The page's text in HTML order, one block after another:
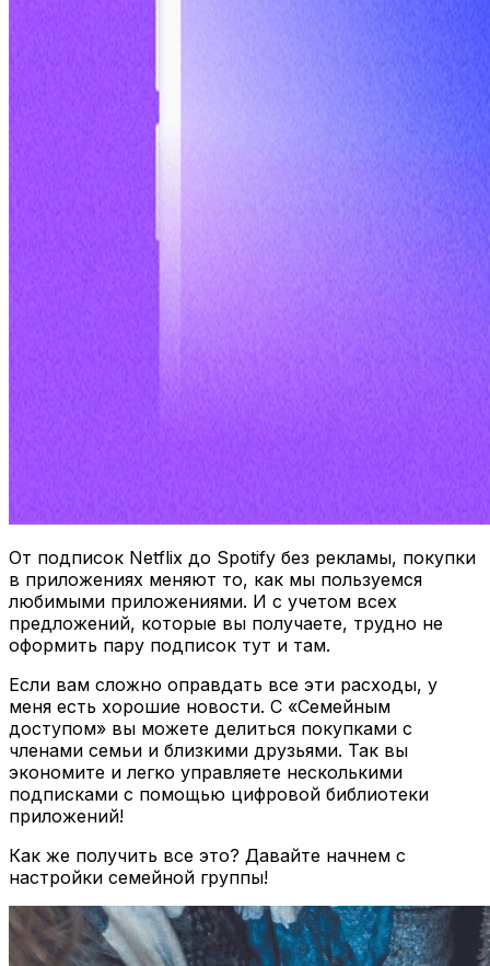
От подписок Netflix до Spotify без рекламы, покупки
в приложениях меняют то, как мы пользуемся
любимыми приложениями. И с учетом всех
предложений, которые вы получаете, трудно не
оформить пару подписок тут и там.
Если вам сложно оправдать все эти расходы, у
меня есть хорошие новости. С «Семейным
доступом» вы можете делиться покупками с
членами семьи и близкими друзьями. Так вы
экономите и легко управляете несколькими
подписками с помощью цифровой библиотеки
приложений!
Как же получить все это? Давайте начнем с
настройки семейной группы!